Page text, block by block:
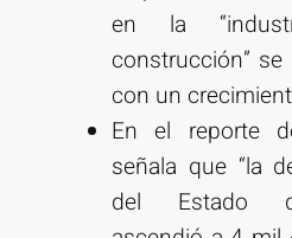
en la
construcción”
con un
En el reporte
señala que “la
del Estado